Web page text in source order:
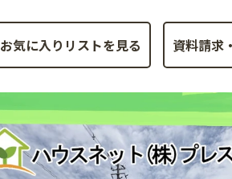
お気に入りリストを見る